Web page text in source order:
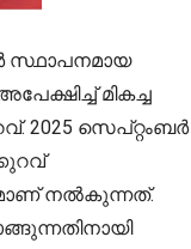
സ്ഥാപനമായ
മികച്ച
സെപ്റ്റംബർ
നൽകുന്നത്.